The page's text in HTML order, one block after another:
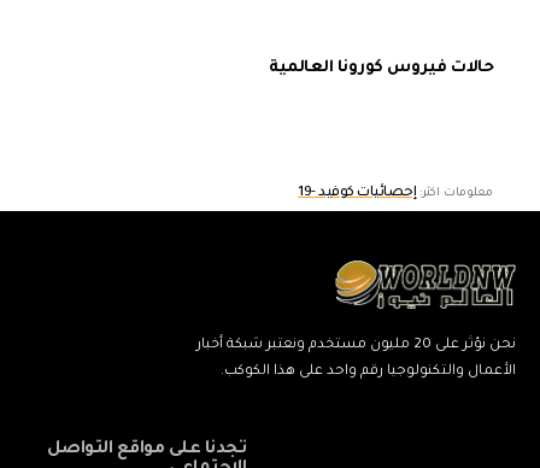
حالات فيروس كورونا العالمية
معلومات اكثر: إحصائيات كوفيد -19
نحن نؤثر على 20 مليون مستخدم ونعتبر شبكة أخبار
الأعمال والتكنولوجيا رقم واحد على هذا الكوكب.
تجدنا على مواقع التواصل